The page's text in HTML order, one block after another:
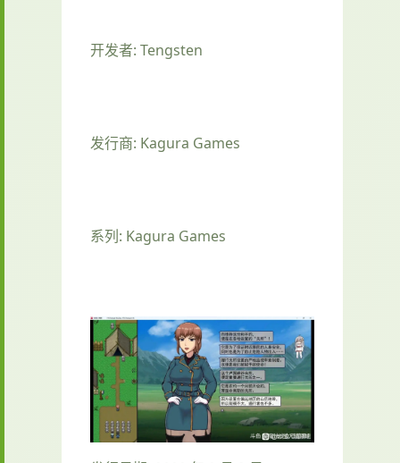
开发者: Tengsten
发行商: Kagura Games
系列: Kagura Games